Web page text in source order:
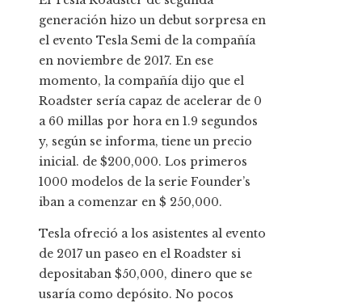
generación hizo un debut sorpresa en
el evento Tesla Semi de la compañía
en noviembre de 2017. En ese
momento, la compañía dijo que el
Roadster sería capaz de acelerar de 0
a 60 millas por hora en 1.9 segundos
y, según se informa, tiene un precio
inicial. de $200,000. Los primeros
1000 modelos de la serie Founder’s
iban a comenzar en $ 250,000.
Tesla ofreció a los asistentes al evento
de 2017 un paseo en el Roadster si
depositaban $50,000, dinero que se
usaría como depósito. No pocos